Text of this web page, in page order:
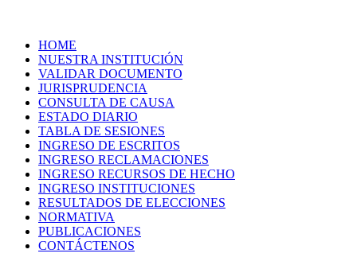
HOME
NUESTRA INSTITUCIÓN
VALIDAR DOCUMENTO
JURISPRUDENCIA
CONSULTA DE CAUSA
ESTADO DIARIO
TABLA DE SESIONES
INGRESO DE ESCRITOS
INGRESO RECLAMACIONES
INGRESO RECURSOS DE HECHO
INGRESO INSTITUCIONES
RESULTADOS DE ELECCIONES
NORMATIVA
PUBLICACIONES
CONTÁCTENOS